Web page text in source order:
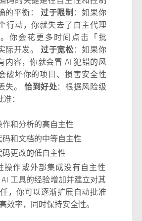
的平衡：过于限制：如果你
行动，你就失去了自主代理
你会花更多时间点击「批
际开发。过于宽松：如果你
内容，你就会冒 AI 犯错的风
破坏你的项目、损害安全性
失。 恰到好处：根据风险级
：
和分析的高自主性
和文档的中等自主性
码更改的低自主性
操作或外部集成没有自主性
工具的经验增加并建立对其
，你可以逐渐扩展自动批准
效率，同时保持安全性。